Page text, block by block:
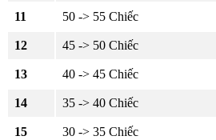
11 50 -> 55 Chiếc
12 45 -> 50 Chiếc
13 40 -> 45 Chiếc
14 35 -> 40 Chiếc
15 30 -> 35 Chiếc